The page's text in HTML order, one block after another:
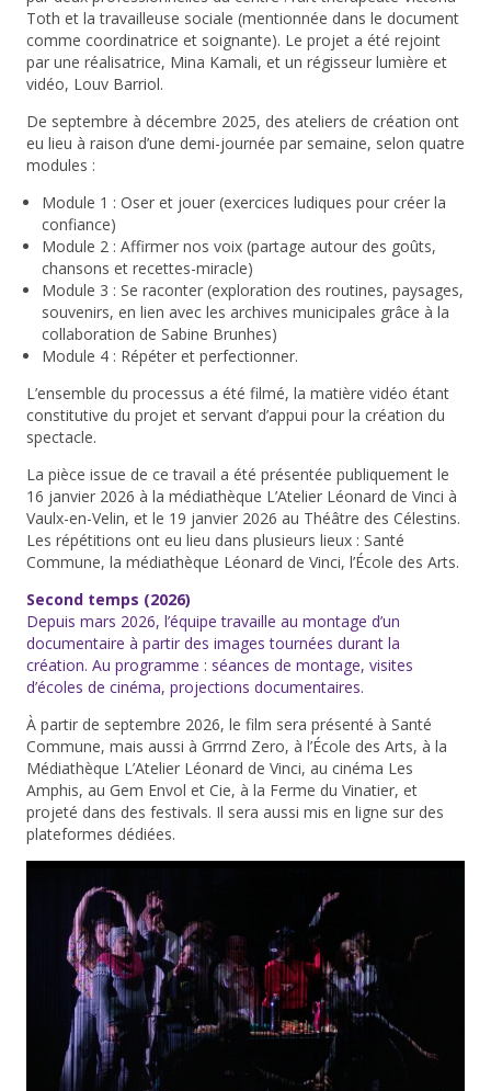
Toth et la travailleuse sociale (mentionnée dans le document
comme coordinatrice et soignante). Le projet a été rejoint
par une réalisatrice, Mina Kamali, et un régisseur lumière et
vidéo, Louv Barriol.
De septembre à décembre 2025, des ateliers de création ont
eu lieu à raison d’une demi-journée par semaine, selon quatre
modules :
Module 1 : Oser et jouer (exercices ludiques pour créer la
confiance)
Module 2 : Affirmer nos voix (partage autour des goûts,
chansons et recettes-miracle)
Module 3 : Se raconter (exploration des routines, paysages,
souvenirs, en lien avec les archives municipales grâce à la
collaboration de Sabine Brunhes)
Module 4 : Répéter et perfectionner.
L’ensemble du processus a été filmé, la matière vidéo étant
constitutive du projet et servant d’appui pour la création du
spectacle.
La pièce issue de ce travail a été présentée publiquement le
16 janvier 2026 à la médiathèque L’Atelier Léonard de Vinci à
Vaulx-en-Velin, et le 19 janvier 2026 au Théâtre des Célestins.
Les répétitions ont eu lieu dans plusieurs lieux : Santé
Commune, la médiathèque Léonard de Vinci, l’École des Arts.
Second temps (2026)
Depuis mars 2026, l’équipe travaille au montage d’un
documentaire à partir des images tournées durant la
création. Au programme : séances de montage, visites
d’écoles de cinéma, projections documentaires.
À partir de septembre 2026, le film sera présenté à Santé
Commune, mais aussi à Grrrnd Zero, à l’École des Arts, à la
Médiathèque L’Atelier Léonard de Vinci, au cinéma Les
Amphis, au Gem Envol et Cie, à la Ferme du Vinatier, et
projeté dans des festivals. Il sera aussi mis en ligne sur des
plateformes dédiées.